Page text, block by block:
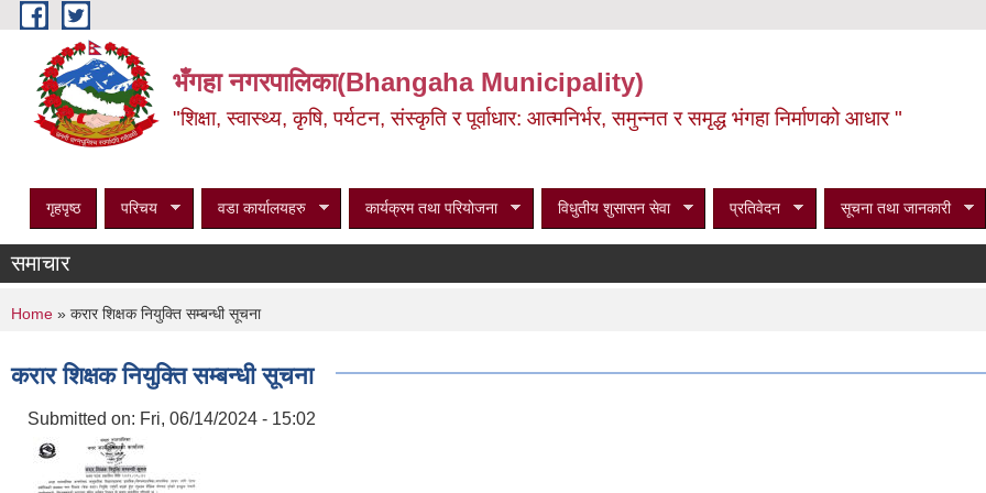
Skip to main content
भँगहा नगरपालिका(Bhangaha Municipality)
"शिक्षा, स्वास्थ्य, कृषि, पर्यटन, संस्कृति र पूर्वाधार: आत्मनिर्भर, समुन्नत र समृद्ध भंगहा निर्माणको आधार "
गृहपृष्ठ परिचय वडा कार्यालयहरु कार्यक्रम तथा परियोजना विधुतीय शुसासन सेवा प्रतिवेदन सूचना तथा जानकारी
समाचार
You are here
Home » करार शिक्षक नियुक्ति सम्बन्धी सूचना
करार शिक्षक नियुक्ति सम्बन्धी सूचना
Submitted on: Fri, 06/14/2024 - 15:02